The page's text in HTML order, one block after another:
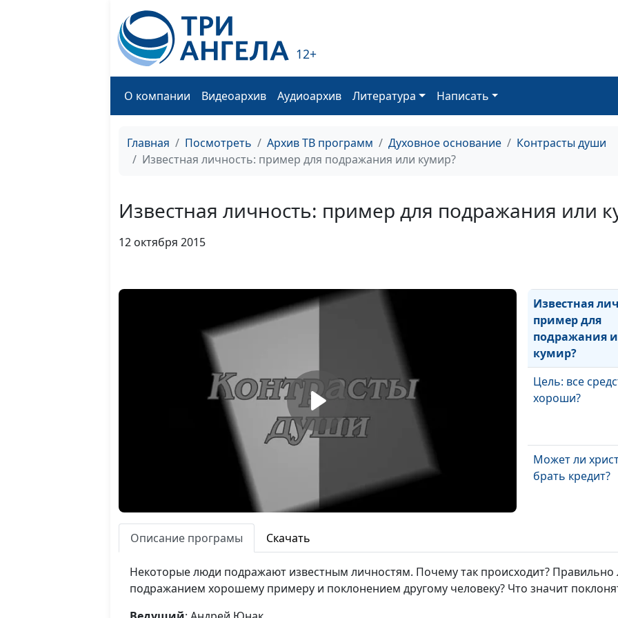
12+
О компании Видеоархив Аудиоархив Литература Написать
Главная Посмотреть Архив ТВ программ Духовное основание
Контрасты души
Известная личность: пример для подражания или кумир?
Известная личность: пример для подражания или
12 октября 2015
Желание
Известная
пример для
подражания
кумир?
Цель: все
хороши?
Может ли
брать кредит?
жизнь:
Описание програмы Скачать
Некоторые люди подражают известным личностям. Почему так происходит? Правильно
подражанием хорошему примеру и поклонением другому человеку? Что значит